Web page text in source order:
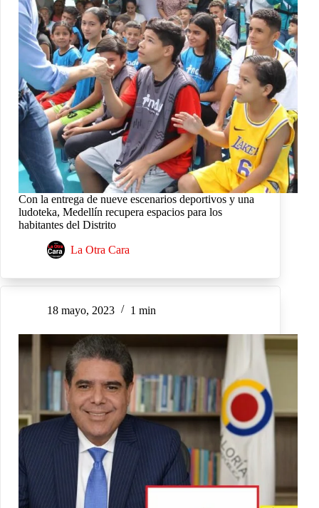
Con la entrega de nueve escenarios deportivos y una
ludoteka, Medellín recupera espacios para los
habitantes del Distrito
La Otra Cara
18 mayo, 2023 1 min